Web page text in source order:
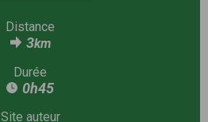
Distance
3km
Durée
0h45
Site auteur